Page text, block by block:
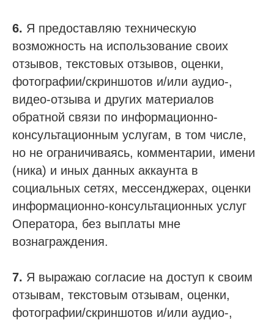
6. Я предоставляю техническую
возможность на использование своих
отзывов, текстовых отзывов, оценки,
фотографии/скриншотов и/или аудио-,
видео-отзыва и других материалов
обратной связи по информационно-
консультационным услугам, в том числе,
но не ограничиваясь, комментарии, имени
(ника) и иных данных аккаунта в
социальных сетях, мессенджерах, оценки
информационно-консультационных услуг
Оператора, без выплаты мне
вознаграждения.
7. Я выражаю согласие на доступ к своим
отзывам, текстовым отзывам, оценки,
фотографии/скриншотов и/или аудио-,